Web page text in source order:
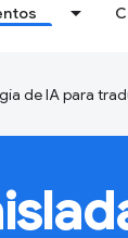
de IA para